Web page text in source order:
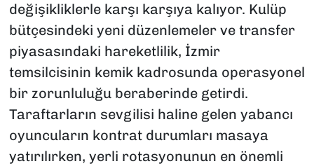
değişikliklerle karşı karşıya kalıyor. Kulüp
bütçesindeki yeni düzenlemeler ve transfer
piyasasındaki hareketlilik, İzmir
temsilcisinin kemik kadrosunda operasyonel
bir zorunluluğu beraberinde getirdi.
Taraftarların sevgilisi haline gelen yabancı
oyuncuların kontrat durumları masaya
yatırılırken, yerli rotasyonunun en önemli